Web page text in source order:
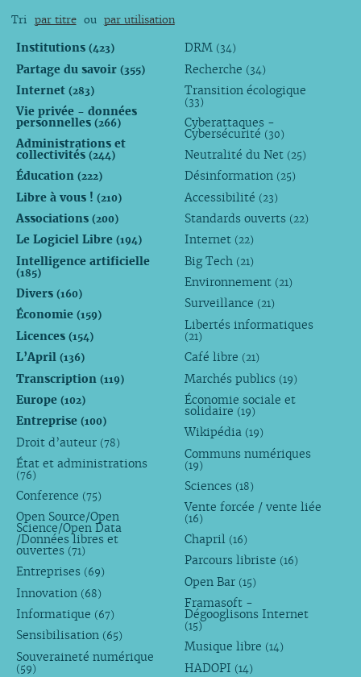
Tri par titre ou par utilisation
Institutions (423)
Partage du savoir (355)
Internet (283)
Vie privée - données
personnelles (266)
Administrations et
collectivités (244)
Éducation (222)
Libre à vous ! (210)
Associations (200)
Le Logiciel Libre (194)
Intelligence artificielle
(185)
Divers (160)
Économie (159)
Licences (154)
L’April (136)
Transcription (119)
Europe (102)
Entreprise (100)
Droit d’auteur (78)
État et administrations
(76)
Conference (75)
Open Source/Open
Science/Open Data
/Données libres et
ouvertes (71)
Entreprises (69)
Innovation (68)
Informatique (67)
Sensibilisation (65)
Souveraineté numérique
(59)
DRM (34)
Recherche (34)
Transition écologique
(33)
Cyberattaques -
Cybersécurité (30)
Neutralité du Net (25)
Désinformation (25)
Accessibilité (23)
Standards ouverts (22)
Internet (22)
Big Tech (21)
Environnement (21)
Surveillance (21)
Libertés informatiques
(21)
Café libre (21)
Marchés publics (19)
Économie sociale et
solidaire (19)
Wikipédia (19)
Communs numériques
(19)
Sciences (18)
Vente forcée / vente liée
(16)
Chapril (16)
Parcours libriste (16)
Open Bar (15)
Framasoft -
Dégooglisons Internet
(15)
Musique libre (14)
HADOPI (14)